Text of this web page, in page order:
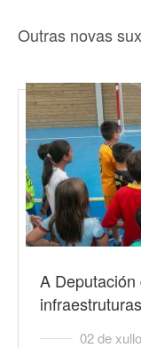
Outras novas
A
02 de xullo